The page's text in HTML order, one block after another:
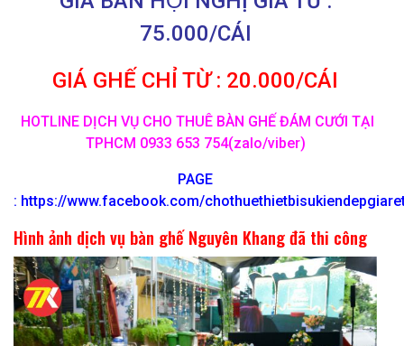
75.000/CÁI
GIÁ GHẾ CHỈ TỪ : 20.000/CÁI
HOTLINE DỊCH VỤ CHO THUÊ BÀN GHẾ ĐÁM CƯỚI TẠI
TPHCM 0933 653 754(zalo/viber)
PAGE
: https://www.facebook.com/
Hình ảnh dịch vụ bàn ghế Nguyên Khang đã thi công